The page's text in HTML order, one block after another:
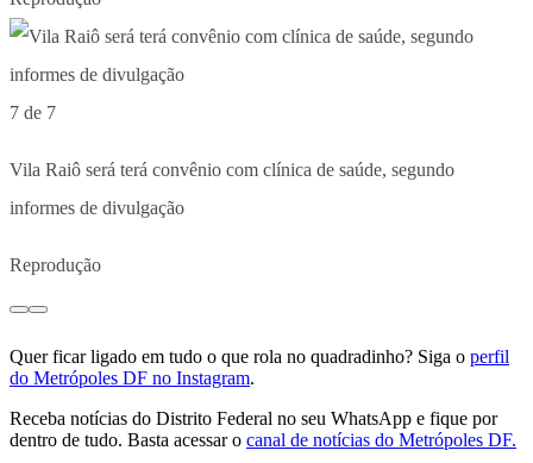
7 de 7
Vila Raiô será terá convênio com clínica de saúde, segundo
informes de divulgação
Reprodução
Quer ficar ligado em tudo o que rola no quadradinho? Siga o perfil
do Metrópoles DF no Instagram.
Receba notícias do Distrito Federal no seu WhatsApp e fique por
dentro de tudo. Basta acessar o canal de notícias do Metrópoles DF.